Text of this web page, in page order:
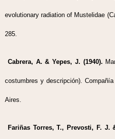
evolutionary radiation of Mustelidae
285.
Cabrera, A. & Yepes, J. (1940).
costumbres y descripción).
Aires.
Fariñas Torres, T., Prevosti, F. J.